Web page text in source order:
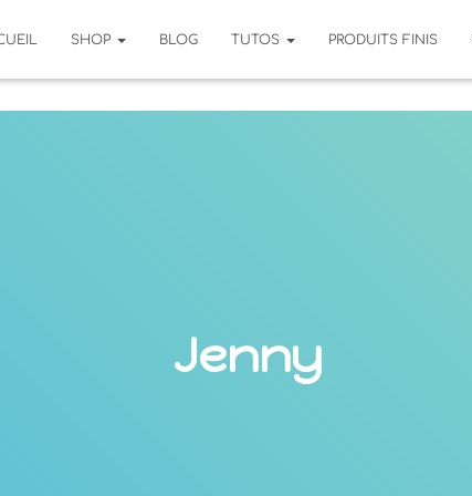
SHOP BLOG TUTOS PRODUITS FINIS
Jenny